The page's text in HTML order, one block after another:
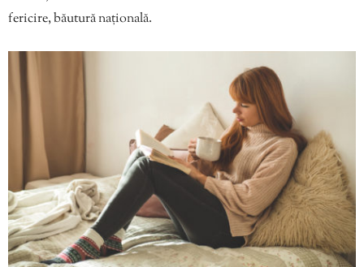
fericire, băutură națională.